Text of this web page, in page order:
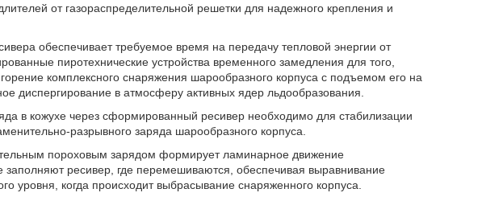
от газораспределительной решетки для надежного крепления и
обеспечивает требуемое время на передачу тепловой энергии от
пиротехнические устройства временного замедления для того,
комплексного снаряжения шарообразного корпуса с подъемом его на
диспергирование в атмосферу активных ядер льдообразования.
в кожухе через сформированный ресивер необходимо для стабилизации
разрывного заряда шарообразного корпуса.
пороховым зарядом формирует ламинарное движение
заполняют ресивер, где перемешиваются, обеспечивая выравнивание
уровня, когда происходит выбрасывание снаряженного корпуса.